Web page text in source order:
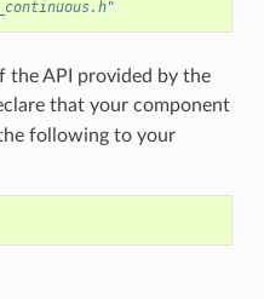
the API provided by the
that your component
following to your